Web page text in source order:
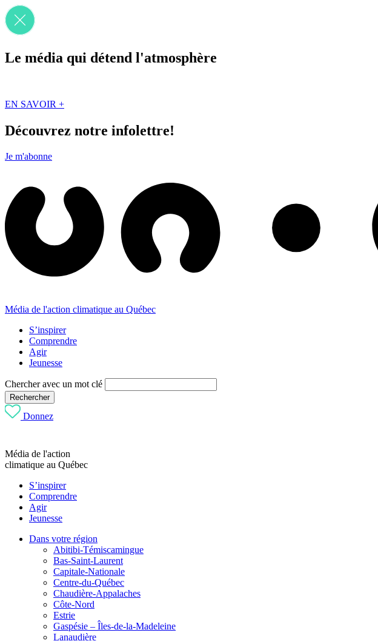
Le média qui détend l'atmosphère
EN SAVOIR +
Découvrez notre infolettre!
Je m'abonne
Média de l'action climatique au Québec
S’inspirer
Comprendre
Agir
Jeunesse
Chercher avec un mot clé
Rechercher
Donnez
Média de l'action
climatique au Québec
S’inspirer
Comprendre
Agir
Jeunesse
Dans votre région
Abitibi-Témiscamingue
Bas-Saint-Laurent
Capitale-Nationale
Centre-du-Québec
Chaudière-Appalaches
Côte-Nord
Estrie
Gaspésie – Îles-de-la-Madeleine
Lanaudière